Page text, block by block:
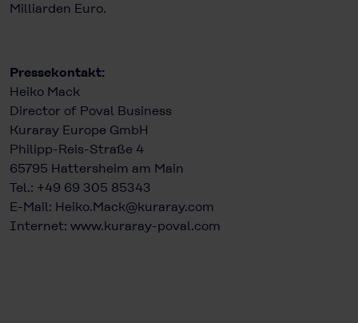
Milliarden Euro.
Pressekontakt:
Heiko Mack
Director of Poval Business
Kuraray Europe GmbH
Philipp-Reis-Straße 4
65795 Hattersheim am Main
Tel.: +49 69 305 85343
E-Mail: Heiko.Mack@kuraray.com
Internet: www.kuraray-poval.com